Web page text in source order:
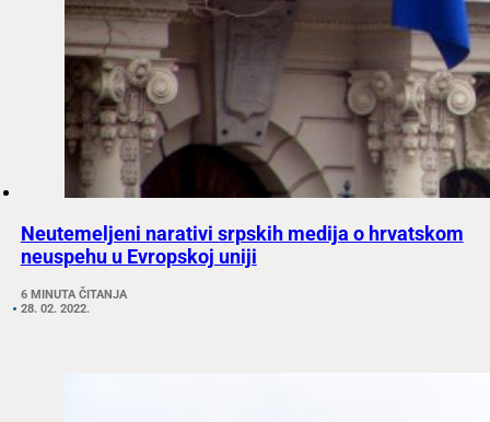
Neutemeljeni narativi srpskih medija o hrvatskom
neuspehu u Evropskoj uniji
6 MINUTA ČITANJA
28. 02. 2022.